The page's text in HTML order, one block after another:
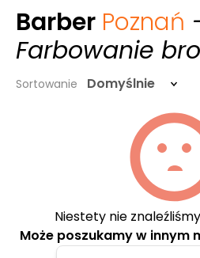
Barber Poznań
Farbowanie
Sortowanie Domyślnie
Niestety nie
Może poszukamy w innym